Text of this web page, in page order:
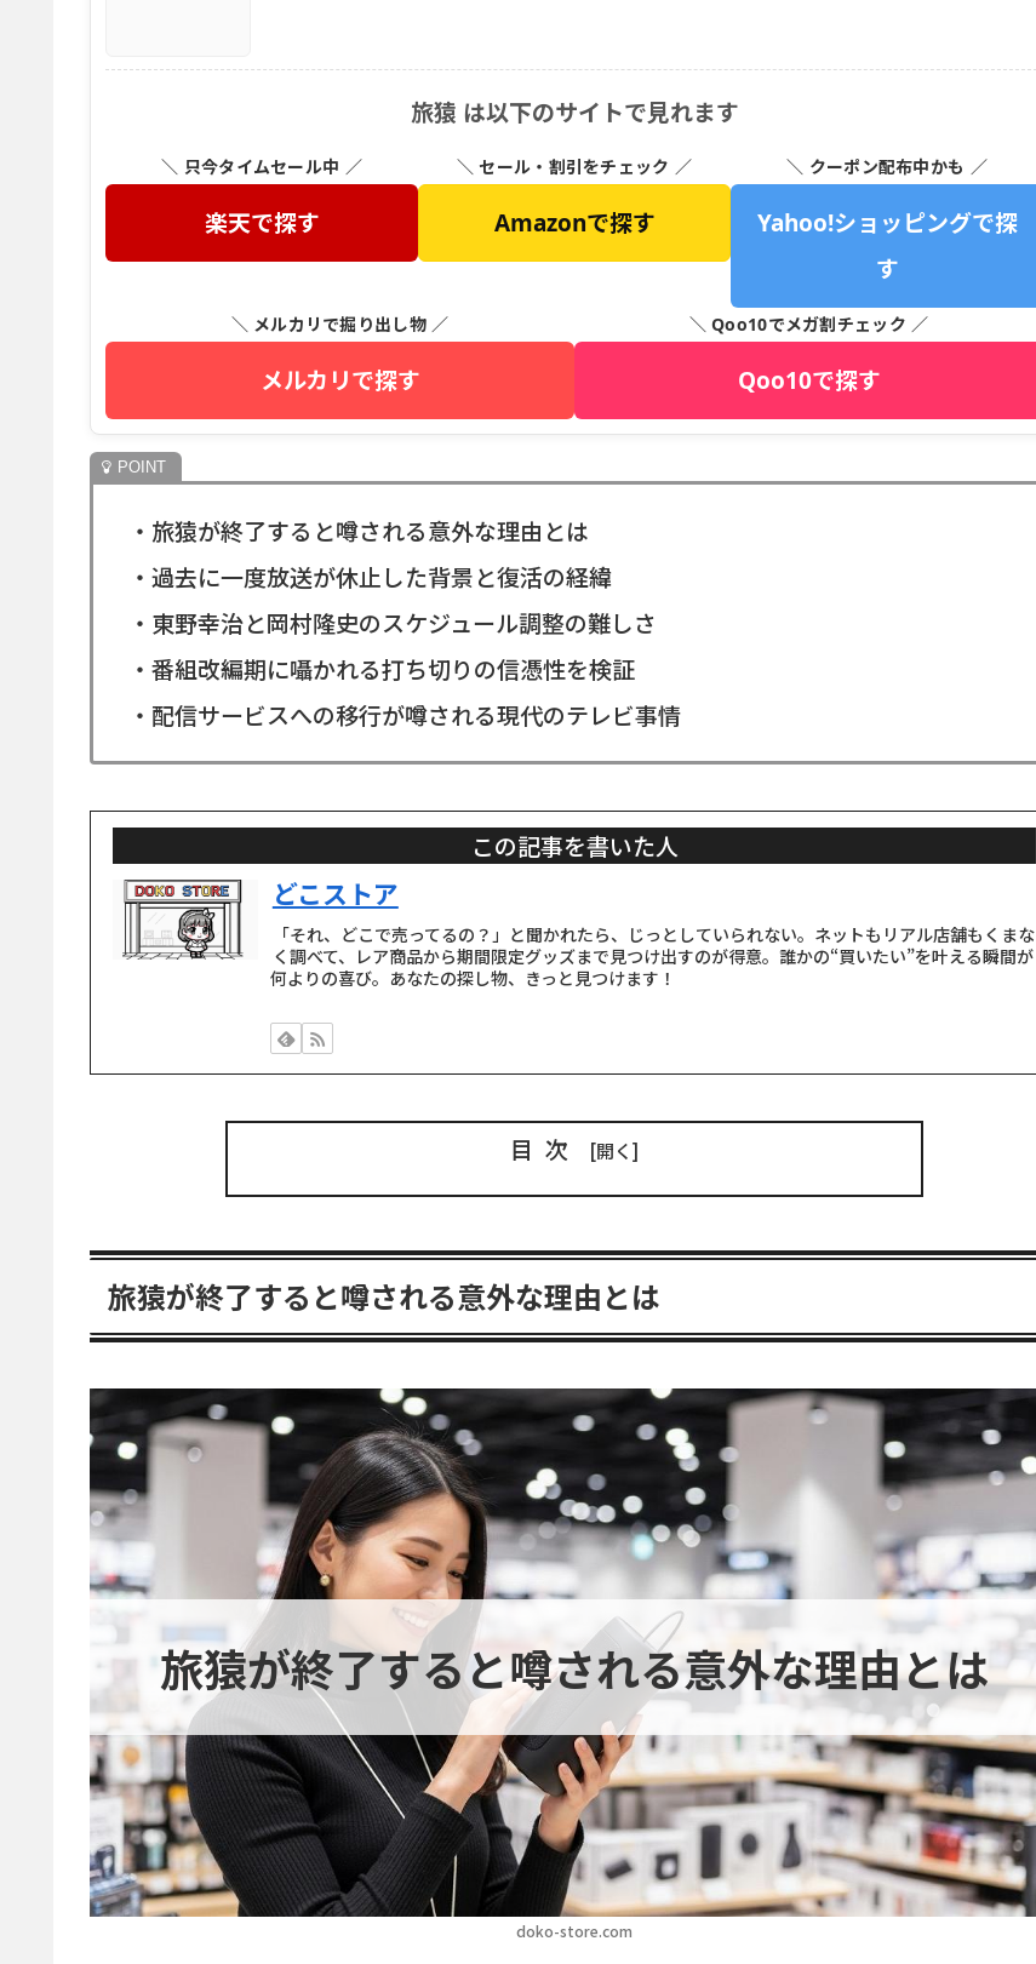
旅猿 は以下のサイトで見れます
＼ 只今タイムセール中 ／
楽天で探す
＼ セール・割引をチェック ／
Amazonで探す
＼ クーポン配布中かも ／
Yahoo!ショッピングで探
す
＼ メルカリで掘り出し物 ／
メルカリで探す
＼ Qoo10でメガ割チェック ／
Qoo10で探す
・旅猿が終了すると噂される意外な理由とは
・過去に一度放送が休止した背景と復活の経緯
・東野幸治と岡村隆史のスケジュール調整の難しさ
・番組改編期に囁かれる打ち切りの信憑性を検証
・配信サービスへの移行が噂される現代のテレビ事情
この記事を書いた人
どこストア
「それ、どこで売ってるの？」と聞かれたら、じっとしていられない。ネットもリアル店舗もくまな
く調べて、レア商品から期間限定グッズまで見つけ出すのが得意。誰かの“買いたい”を叶える瞬間が
何よりの喜び。あなたの探し物、きっと見つけます！
目次
旅猿が終了すると噂される意外な理由とは
doko-store.com
旅猿が終了すると噂される意外な理由とは